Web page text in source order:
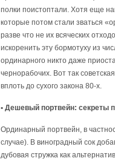
полки поистоптали. Хотя еще
которые потом стали зваться
разве что не их всяческих
искоренить эту бормотуху из
ординарного никто даже
чернорабочих. Вот так
вплоть до сухого закона 80-х.
• Дешевый портвейн: секреты
Ординарный портвейн, в
случае). В виноградный сок
дубовая стружка как